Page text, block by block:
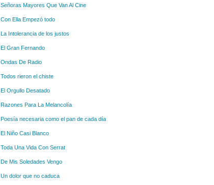
Señoras Mayores Que Van Al Cine
Con Ella Empezó todo
La Intolerancia de los justos
El Gran Fernando
Ondas De Radio
Todos rieron el chiste
El Orgullo Desatado
Razones Para La Melancolía
Poesía necesaria como el pan de cada día
El Niño Casi Blanco
Toda Una Vida Con Serrat
De Mis Soledades Vengo
Un dolor que no caduca